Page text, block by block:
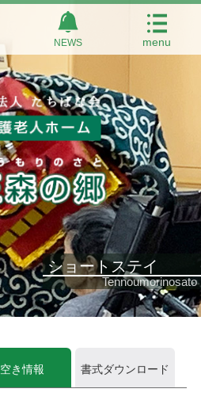
NEWS
ショートステイ
Tennoumorinosato
空き情報 書式ダウンロード